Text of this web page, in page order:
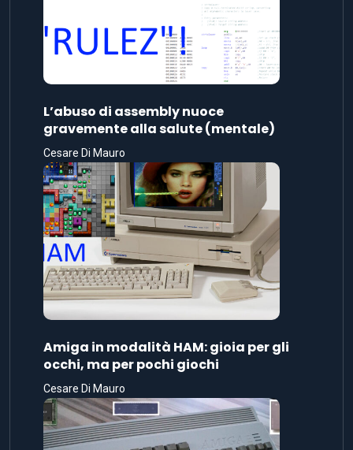
L’abuso di assembly nuoce
gravemente alla salute (mentale)
Cesare Di Mauro
Amiga in modalità HAM: gioia per gli
occhi, ma per pochi giochi
Cesare Di Mauro